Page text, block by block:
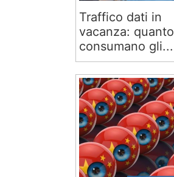
Traffico dati in
vacanza: quanto
consumano gli...